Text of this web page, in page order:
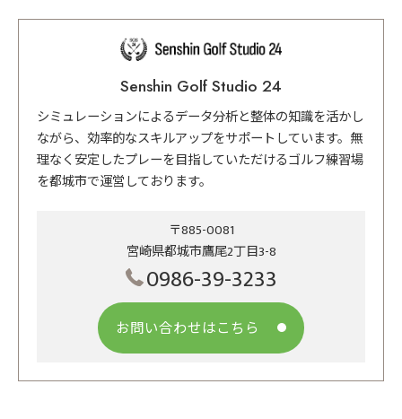
Senshin Golf Studio 24
シミュレーションによるデータ分析と整体の知識を活かし
ながら、効率的なスキルアップをサポートしています。無
理なく安定したプレーを目指していただけるゴルフ練習場
を都城市で運営しております。
〒885-0081
宮崎県都城市鷹尾2丁目3-8
0986-39-3233
お問い合わせはこちら